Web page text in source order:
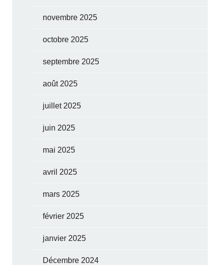
novembre 2025
octobre 2025
septembre 2025
août 2025
juillet 2025
juin 2025
mai 2025
avril 2025
mars 2025
février 2025
janvier 2025
Décembre 2024